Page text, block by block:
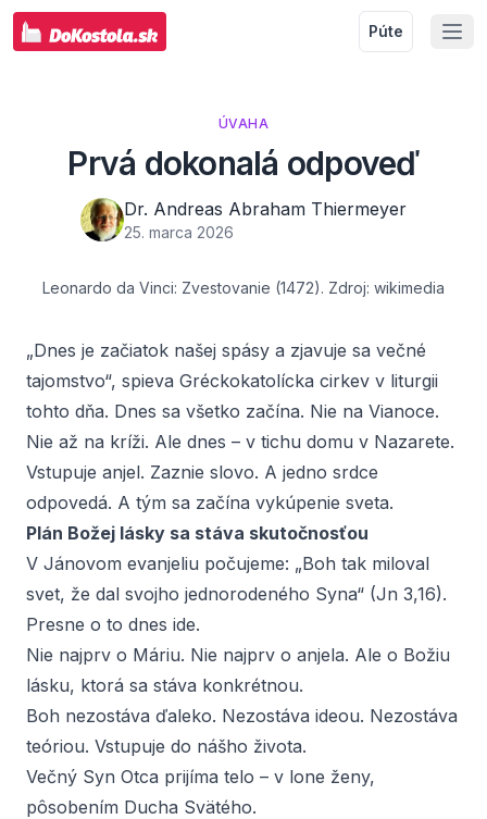
Púte
ÚVAHA
Prvá dokonalá odpoveď
Dr. Andreas Abraham Thiermeyer
25. marca 2026
Leonardo da Vinci: Zvestovanie (1472). Zdroj: wikimedia
„Dnes je začiatok našej spásy a zjavuje sa večné
tajomstvo“, spieva Gréckokatolícka cirkev v liturgii
tohto dňa. Dnes sa všetko začína. Nie na Vianoce.
Nie až na kríži. Ale dnes – v tichu domu v Nazarete.
Vstupuje anjel. Zaznie slovo. A jedno srdce
odpovedá. A tým sa začína vykúpenie sveta.
Plán Božej lásky sa stáva skutočnosťou
V Jánovom evanjeliu počujeme: „Boh tak miloval
svet, že dal svojho jednorodeného Syna“ (Jn 3,16).
Presne o to dnes ide.
Nie najprv o Máriu. Nie najprv o anjela. Ale o Božiu
lásku, ktorá sa stáva konkrétnou.
Boh nezostáva ďaleko. Nezostáva ideou. Nezostáva
teóriou. Vstupuje do nášho života.
Večný Syn Otca prijíma telo – v lone ženy,
pôsobením Ducha Svätého.